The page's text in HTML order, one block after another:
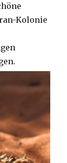
Kolonie